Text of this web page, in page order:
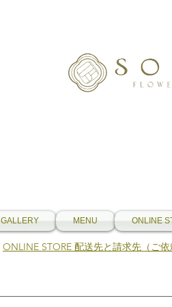
GALLERY MENU ONLINE
​ONLINE STORE 配送先と請求先（ご